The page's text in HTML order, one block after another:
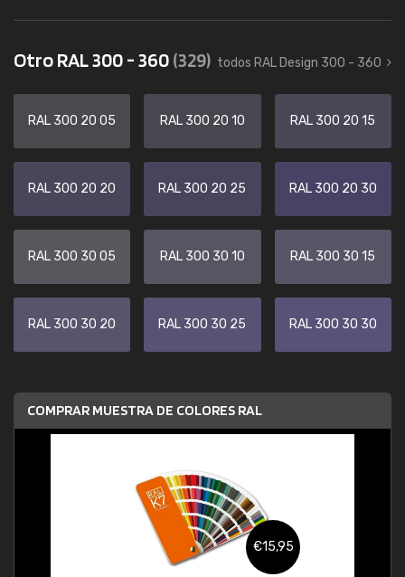
Otro RAL 300 - 360(329) todos RAL Design 300 - 360
RAL 300 20 05 RAL 300 20 10 RAL 300 20 15
RAL 300 20 20 RAL 300 20 25 RAL 300 20 30
RAL 300 30 05 RAL 300 30 10 RAL 300 30 15
RAL 300 30 20 RAL 300 30 25 RAL 300 30 30
COMPRAR MUESTRA DE COLORES RAL
€15,95